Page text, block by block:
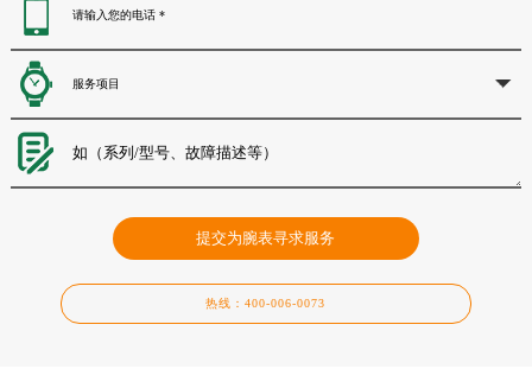
提交为腕表寻求服务
热线：400-006-0073